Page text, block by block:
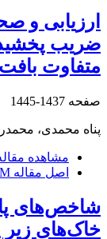
ارزیابی و
ضریب
متفاوت
صفحه 1437-1445
پناه محمدی،
مشاهده
اصل مقاله
شاخص‌های
خاک‌های